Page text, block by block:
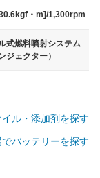
・m]/1,300rpm
式燃料噴射システム
ジェクター）
ル・添加剤を探す
バッテリーを探す